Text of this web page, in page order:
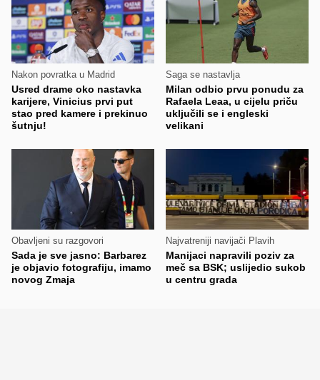
Nakon povratka u Madrid
Usred drame oko nastavka
karijere, Vinicius prvi put
stao pred kamere i prekinuo
šutnju!
Saga se nastavlja
Milan odbio prvu ponudu za
Rafaela Leaa, u cijelu priču
uključili se i engleski
velikani
Obavljeni su razgovori
Sada je sve jasno: Barbarez
je objavio fotografiju, imamo
novog Zmaja
Najvatreniji navijači Plavih
Manijaci napravili poziv za
meč sa BSK; uslijedio sukob
u centru grada